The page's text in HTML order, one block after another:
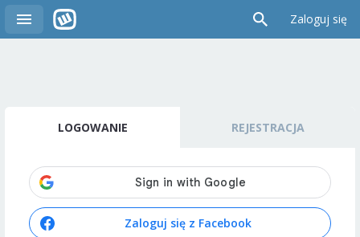
Zaloguj się
LOGOWANIE REJESTRACJA
Zaloguj się z Facebook